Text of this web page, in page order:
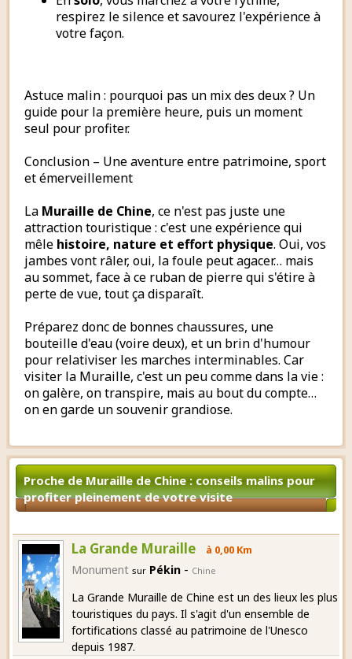
respirez le silence et savourez l'expérience à
votre façon.
Astuce malin : pourquoi pas un mix des deux ? Un
guide pour la première heure, puis un moment
seul pour profiter.
Conclusion – Une aventure entre patrimoine, sport
et émerveillement
La Muraille de Chine, ce n'est pas juste une
attraction touristique : c'est une expérience qui
mêle histoire, nature et effort physique. Oui, vos
jambes vont râler, oui, la foule peut agacer… mais
au sommet, face à ce ruban de pierre qui s'étire à
perte de vue, tout ça disparaît.
Préparez donc de bonnes chaussures, une
bouteille d'eau (voire deux), et un brin d'humour
pour relativiser les marches interminables. Car
visiter la Muraille, c'est un peu comme dans la vie :
on galère, on transpire, mais au bout du compte…
on en garde un souvenir grandiose.
Proche de Muraille de Chine : conseils malins pour
profiter pleinement de votre visite
La Grande Muraille à 0,00 Km
Monument sur Pékin - Chine
La Grande Muraille de Chine est un des lieux les plus
touristiques du pays. Il s'agit d'un ensemble de
fortifications classé au patrimoine de l'Unesco
depuis 1987.